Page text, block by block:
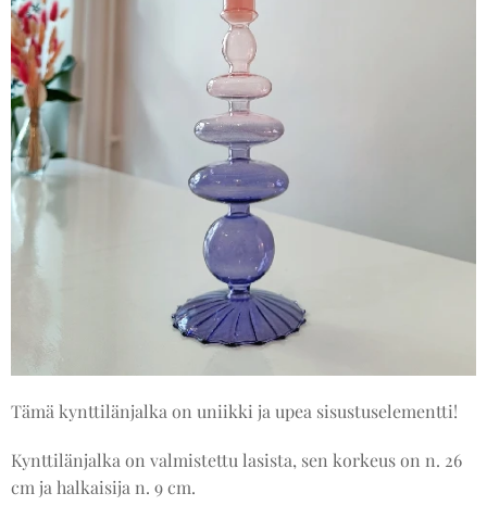
Tämä kynttilänjalka on uniikki ja upea sisustuselementti!
Kynttilänjalka on valmistettu lasista, sen korkeus on n. 26
cm ja halkaisija n. 9 cm.